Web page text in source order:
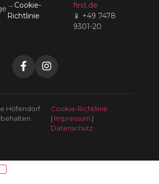
→ Cookie-
Richtlinie
fest.de
📱 +49 7478
9301-20
Höfendorf
Cookie-Richtlinie
| Impressum |
Datenschutz